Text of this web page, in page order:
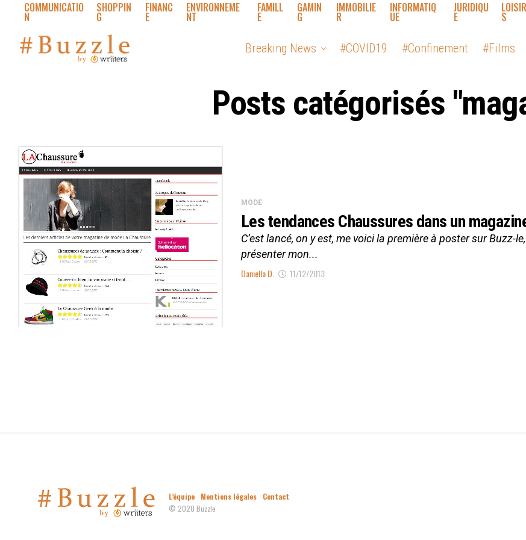
COMMUNICATIO
N
SHOPPIN
G
FINANC
E
ENVIRONNEME
NT
FAMILL
E
GAMIN
G
IMMOBILIE
R
INFORMATIQ
UE
JURIDIQU
E
LOISIR
S
Breaking News #COVID19 #Confinement #Films
Posts catégorisés
MODE
Les tendances Chaussures dans un
C’est lancé, on y est, me voici la première à poster sur
présenter mon...
Daniella D.
11/12/2013
L’équipe Mentions légales
Contact
© 2020 Buzzle